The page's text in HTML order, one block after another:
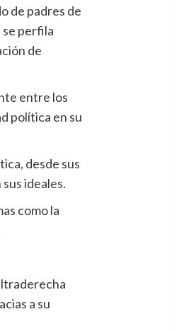
de padres de
se perfila
de
entre los
política en su
desde sus
ideales.
como la
a su